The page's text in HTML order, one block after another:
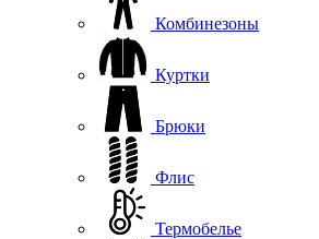
Комбинезоны
Куртки
Брюки
Флис
Термобелье